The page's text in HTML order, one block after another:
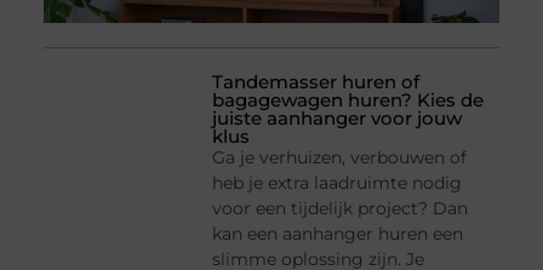
Tandemasser huren of
bagagewagen huren? Kies de
juiste aanhanger voor jouw
klus
Ga je verhuizen, verbouwen of
heb je extra laadruimte nodig
voor een tijdelijk project? Dan
kan een aanhanger huren een
slimme oplossing zijn. Je